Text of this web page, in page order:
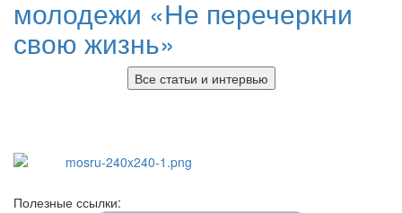
молодежи «Не перечеркни
свою жизнь»
Все статьи и интервью
Полезные ссылки: